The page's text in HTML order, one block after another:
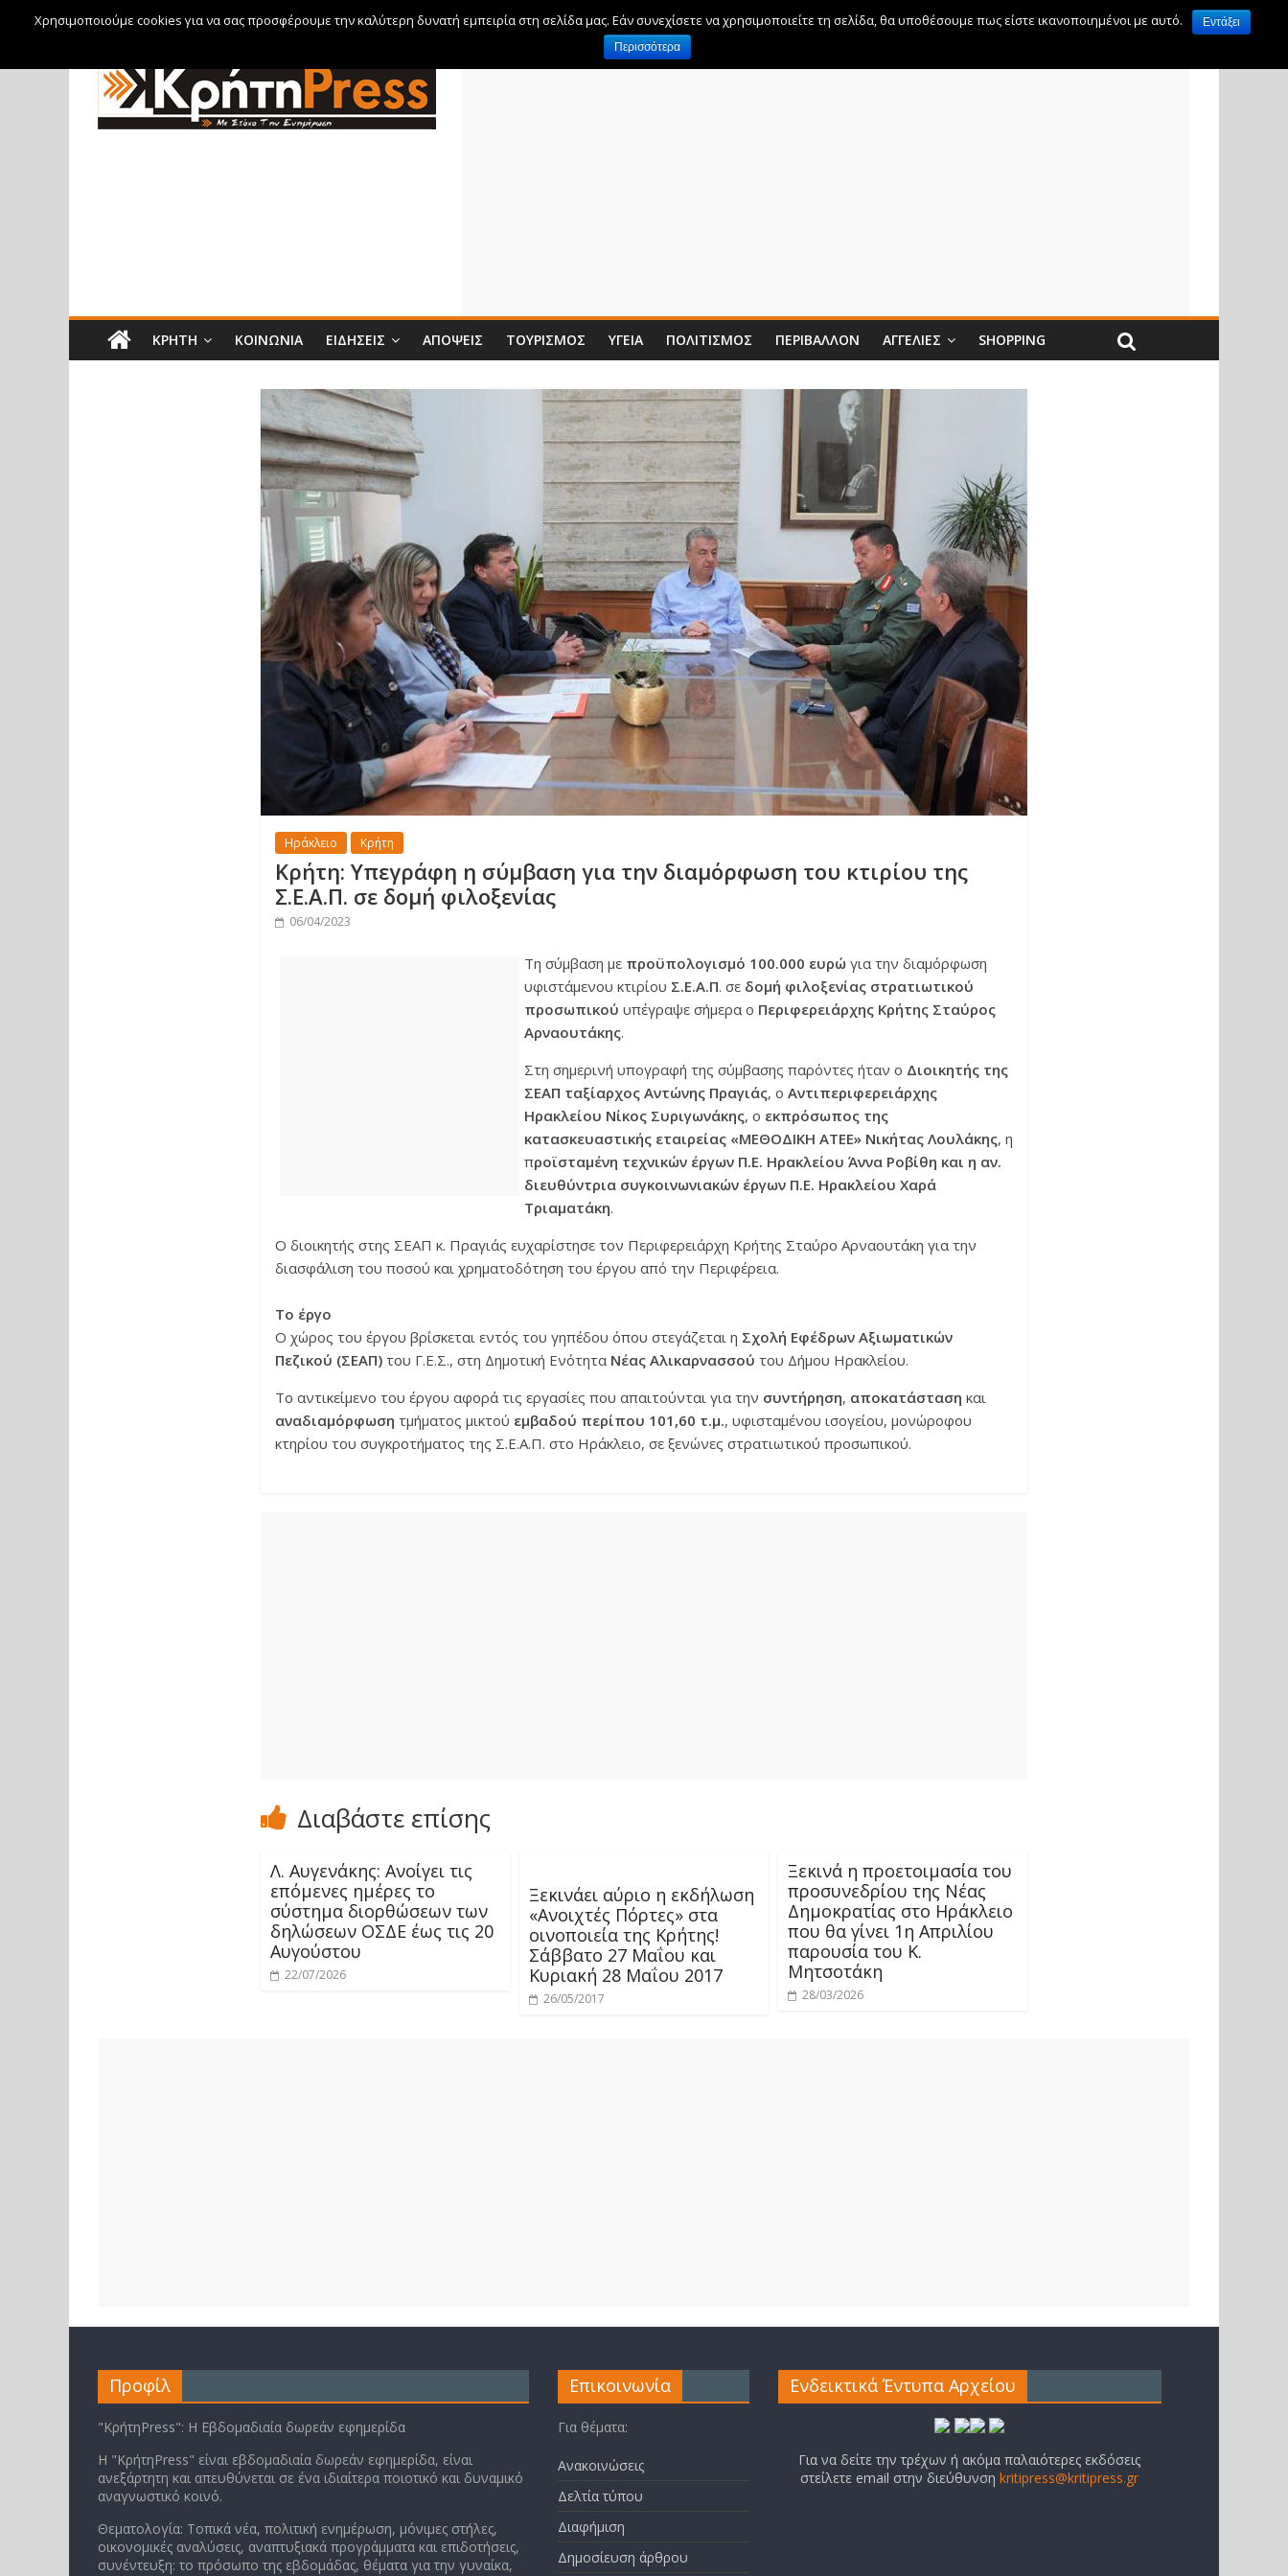
Πέμπτη, 6 Αυγούστου, 2026
ΚΡΉΤΗ ΚΟΙΝΩΝΊΑ ΕΙΔΉΣΕΙΣ ΑΠΌΨΕΙΣ ΤΟΥΡΙΣΜΌΣ ΥΓΕΊΑ ΠΟΛΙΤΙΣΜΌΣ ΠΕΡΙΒΆΛΛΟΝ ΑΓΓΕΛΊΕΣ SHOPPING
Ηράκλειο Κρήτη
Κρήτη: Υπεγράφη η σύμβαση για την διαμόρφωση του κτιρίου της
Σ.Ε.Α.Π. σε δομή φιλοξενίας
06/04/2023
Τη σύμβαση με προϋπολογισμό 100.000 ευρώ για την διαμόρφωση
υφιστάμενου κτιρίου Σ.Ε.Α.Π. σε δομή φιλοξενίας στρατιωτικού
προσωπικού υπέγραψε σήμερα ο Περιφερειάρχης Κρήτης Σταύρος
Αρναουτάκης.
Στη σημερινή υπογραφή της σύμβασης παρόντες ήταν ο Διοικητής της
ΣΕΑΠ ταξίαρχος Αντώνης Πραγιάς, ο Αντιπεριφερειάρχης
Ηρακλείου Νίκος Συριγωνάκης, ο εκπρόσωπος της
κατασκευαστικής εταιρείας «ΜΕΘΟΔΙΚΗ ΑΤΕΕ» Νικήτας Λουλάκης, η
προϊσταμένη τεχνικών έργων Π.Ε. Ηρακλείου Άννα Ροβίθη και η αν.
διευθύντρια συγκοινωνιακών έργων Π.Ε. Ηρακλείου Χαρά
Τριαματάκη.
Ο διοικητής στης ΣΕΑΠ κ. Πραγιάς ευχαρίστησε τον Περιφερειάρχη Κρήτης Σταύρο Αρναουτάκη για την
διασφάλιση του ποσού και χρηματοδότηση του έργου από την Περιφέρεια.
Το έργο
Ο χώρος του έργου βρίσκεται εντός του γηπέδου όπου στεγάζεται η Σχολή Εφέδρων Αξιωματικών
Πεζικού (ΣΕΑΠ) του Γ.Ε.Σ., στη Δημοτική Ενότητα Νέας Αλικαρνασσού του Δήμου Ηρακλείου.
Το αντικείμενο του έργου αφορά τις εργασίες που απαιτούνται για την συντήρηση, αποκατάσταση και
αναδιαμόρφωση τμήματος μικτού εμβαδού περίπου 101,60 τ.μ., υφισταμένου ισογείου, μονώροφου
κτηρίου του συγκροτήματος της Σ.Ε.Α.Π. στο Ηράκλειο, σε ξενώνες στρατιωτικού προσωπικού.
Διαβάστε επίσης
Λ. Αυγενάκης: Ανοίγει τις
επόμενες ημέρες το
σύστημα διορθώσεων των
δηλώσεων ΟΣΔΕ έως τις 20
Αυγούστου
22/07/2026
Ξεκινάει αύριο η εκδήλωση
«Ανοιχτές Πόρτες» στα
οινοποιεία της Κρήτης!
Σάββατο 27 Μαΐου και
Κυριακή 28 Μαΐου 2017
26/05/2017
Ξεκινά η προετοιμασία του
προσυνεδρίου της Νέας
Δημοκρατίας στο Ηράκλειο
που θα γίνει 1η Απριλίου
παρουσία του Κ.
Μητσοτάκη
28/03/2026
Προφίλ
"ΚρήτηPress": Η Εβδομαδιαία δωρεάν εφημερίδα
Η "ΚρήτηPress" είναι εβδομαδιαία δωρεάν εφημερίδα, είναι
ανεξάρτητη και απευθύνεται σε ένα ιδιαίτερα ποιοτικό και δυναμικό
αναγνωστικό κοινό.
Θεματολογία: Τοπικά νέα, πολιτική ενημέρωση, μόνιμες στήλες,
οικονομικές αναλύσεις, αναπτυξιακά προγράμματα και επιδοτήσεις,
συνέντευξη: το πρόσωπο της εβδομάδας, θέματα για την γυναίκα,
Επικοινωνία
Για θέματα:
Ανακοινώσεις
Δελτία τύπου
Διαφήμιση
Δημοσίευση άρθρου
Ενδεικτικά Έντυπα Αρχείου
Για να δείτε την τρέχων ή ακόμα παλαιότερες εκδόσεις
στείλετε email στην διεύθυνσηkritipress@kritipress.gr
Χρησιμοποιούμε cookies για να σας προσφέρουμε την καλύτερη δυνατή εμπειρία στη σελίδα μας. Εάν συνεχίσετε να χρησιμοποιείτε τη σελίδα, θα υποθέσουμε πως είστε ικανοποιημένοι με αυτό.
Εντάξει
Περισσότερα